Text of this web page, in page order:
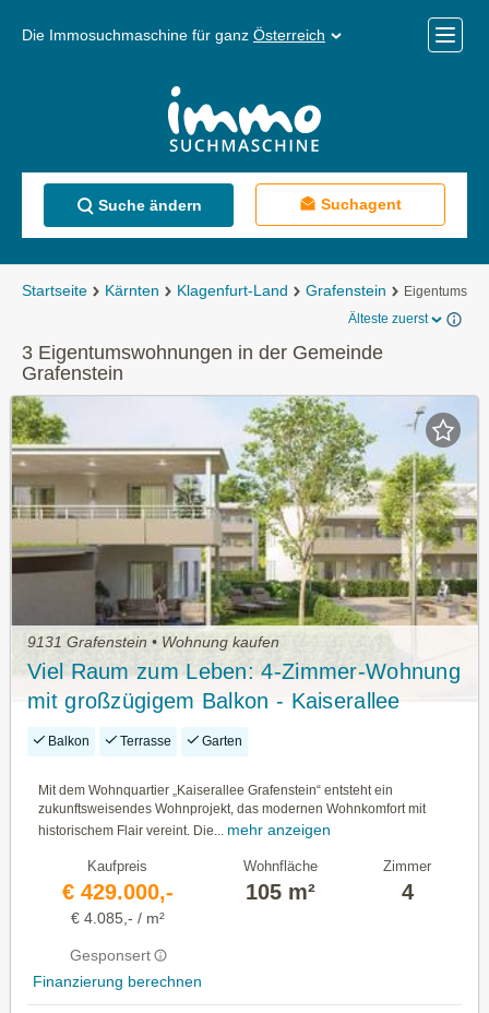
Die Immosuchmaschine für ganz Österreich
Menü
Suche ändern Suchagent
Startseite Kärnten Klagenfurt-Land Grafenstein
Älteste zuerst
3 Eigentumswohnungen in der Gemeinde
Grafenstein
9131 Grafenstein • Wohnung kaufen
Viel Raum zum Leben: 4-Zimmer-Wohnung
mit großzügigem Balkon - Kaiserallee
Grafenstein - Baukörper K2 - Top 4 (OG)
Balkon Terrasse Garten
Mit dem Wohnquartier „Kaiserallee Grafenstein“ entsteht ein
zukunftsweisendes Wohnprojekt, das modernen Wohnkomfort mit
historischem Flair vereint. Die...
mehr anzeigen
Kaufpreis
€ 429.000,-
€ 4.085,- / m²
Gesponsert
Finanzierung berechnen
Wohnfläche
105 m²
Zimmer
4